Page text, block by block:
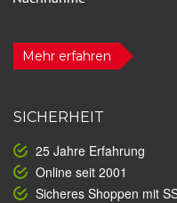
Mehr erfahren
SICHERHEIT
25 Jahre Erfahrung
Online seit 2001
Sicheres Shoppen mit